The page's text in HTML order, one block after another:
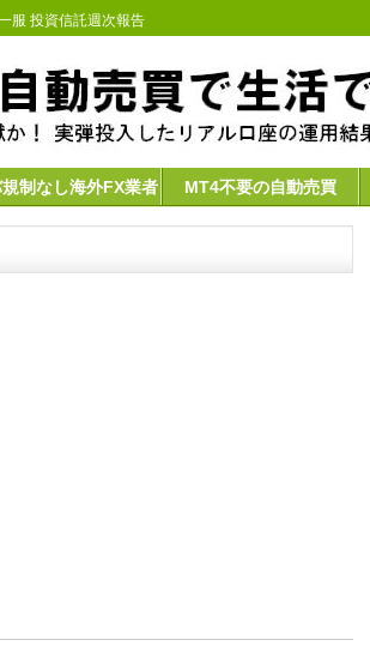
服 投資信託週次報告
規制なし海外FX業者 MT4不要の自動売買